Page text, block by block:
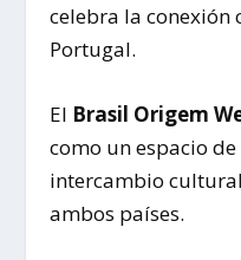
celebra la
Portugal.
El Brasil Origem
como un espacio
intercambio
ambos países.